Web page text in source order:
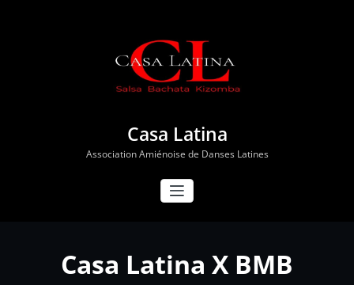
Casa Latina
Association Amiénoise de Danses Latines
Casa Latina X BMB